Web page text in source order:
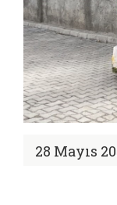
28 Mayıs